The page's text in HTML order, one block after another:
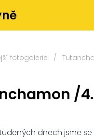
fotogalerie /
/
dnech jsme se